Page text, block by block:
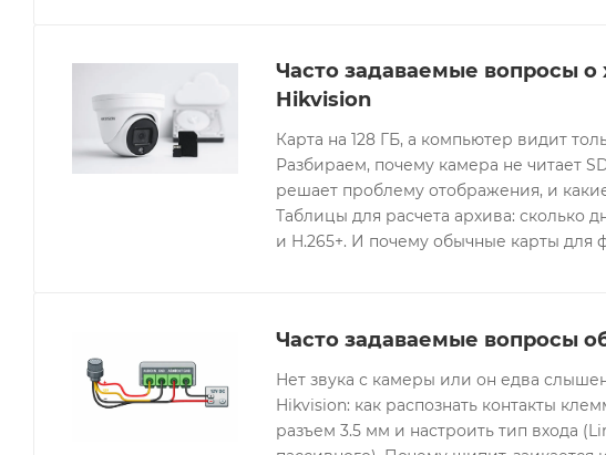
Часто задаваемые вопросы
Hikvision
Карта на 128 ГБ, а компьютер видит
Разбираем, почему камера не читает
решает проблему отображения, и
Таблицы для расчета архива: сколько
и H.265+. И почему обычные карты для
Часто задаваемые вопросы
Нет звука с камеры или он едва
Hikvision: как распознать контакты
разъем 3.5 мм и настроить тип входа